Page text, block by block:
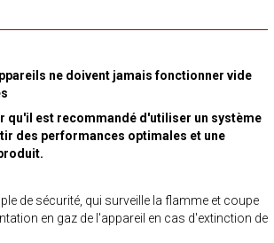
ne doivent jamais fonctionner vide
qu'il est recommandé d'utiliser un système
des performances optimales et une
de sécurité, qui surveille la flamme et coupe
en gaz de l'appareil en cas d'extinction de